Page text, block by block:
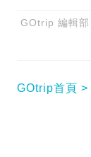
GOtrip 編輯部
GOtrip首頁